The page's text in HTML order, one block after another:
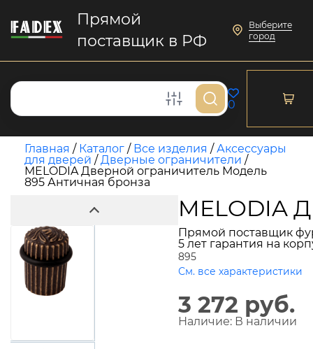
Прямой
поставщик в РФ
Выберите
город
0
Главная / Каталог / Все изделия /Аксессуары
для дверей /Дверные ограничители /
MELODIA Дверной ограничитель Модель
895 Античная бронза
MELODIA
Прямой поставщик
5 лет гарантия на
895
См. все характеристики
3 272 руб.
Наличие: В наличии